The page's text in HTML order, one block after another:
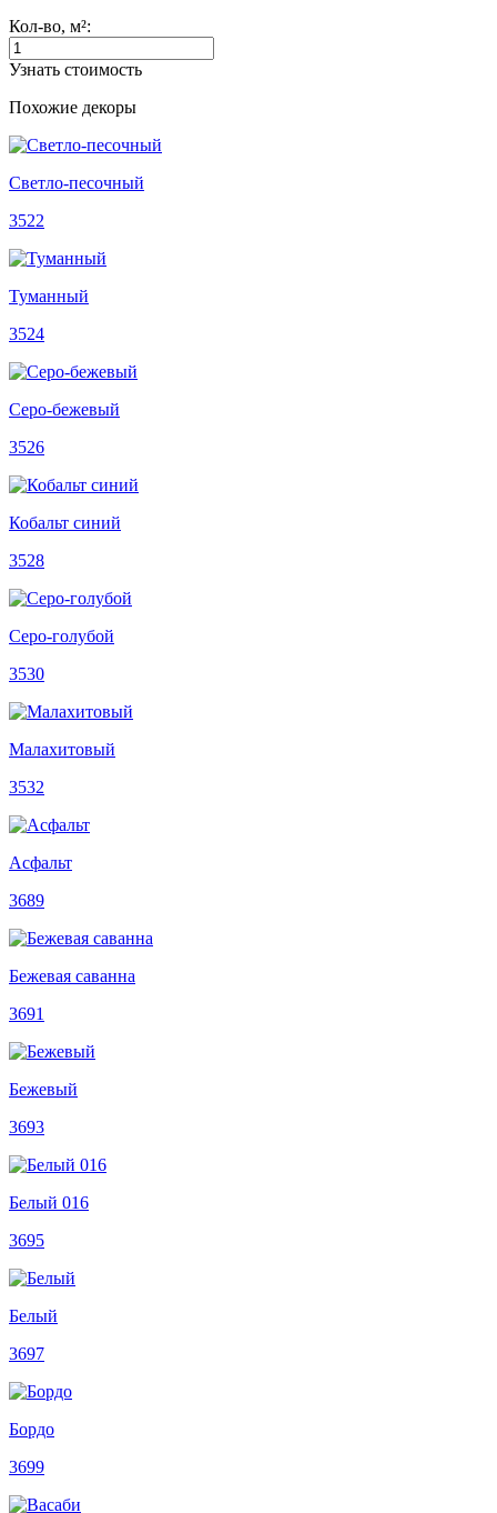
Кол-во, м²:
Узнать стоимость
Похожие декоры
Светло-песочный
3522
Туманный
3524
Серо-бежевый
3526
Кобальт синий
3528
Серо-голубой
3530
Малахитовый
3532
Асфальт
3689
Бежевая саванна
3691
Бежевый
3693
Белый 016
3695
Белый
3697
Бордо
3699